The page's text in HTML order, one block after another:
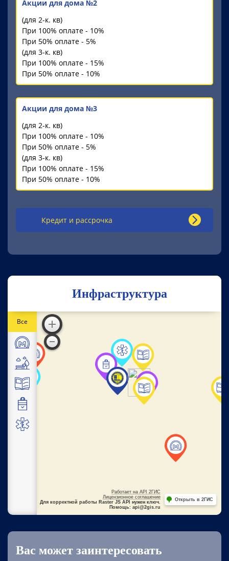
Акции для дома №2
(для 2-к. кв)
При 100% оплате - 10%
При 50% оплате - 5%
(для 3-к. кв)
При 100% оплате - 15%
При 50% оплате - 10%
Акции для дома №3
(для 2-к. кв)
При 100% оплате - 10%
При 50% оплате - 5%
(для 3-к. кв)
При 100% оплате - 15%
При 50% оплате - 10%
Кредит и рассрочка
Инфраструктура
Все
Работает на API 2ГИС
Лицензионное соглашение
Для корректной работы Raster JS API нужен ключ.
Помощь: api@2gis.ru
Открыть в 2ГИС
Вас может заинтересовать